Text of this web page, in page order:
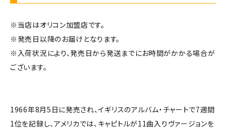
※当店はオリコン加盟店です。
※発売日以降のお届けとなります。
※入荷状況により、発売日から発送までにお時間がかかる場合が
ございます。
1966年8月5日に発売され、イギリスのアルバム・チャートで7週間
1位を記録し、アメリカでは、キャピトルが11曲入りヴァージョンを